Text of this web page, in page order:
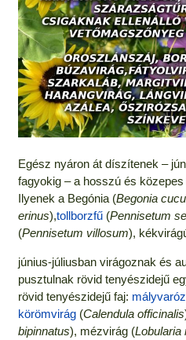
Egész nyáron át díszítenek –
fagyokig – a hosszú és
Ilyenek a Begónia (Begonia
erinus),tollborzfű(Pennisetum
(Pennisetum villosum),
június-júliusban virágoznak és
pusztulnak rövid tenyészidejű
rövid tenyészidejű faj:
körömvirág (Calendula officinalis
bipinnatus), mézvirág (Lobularia